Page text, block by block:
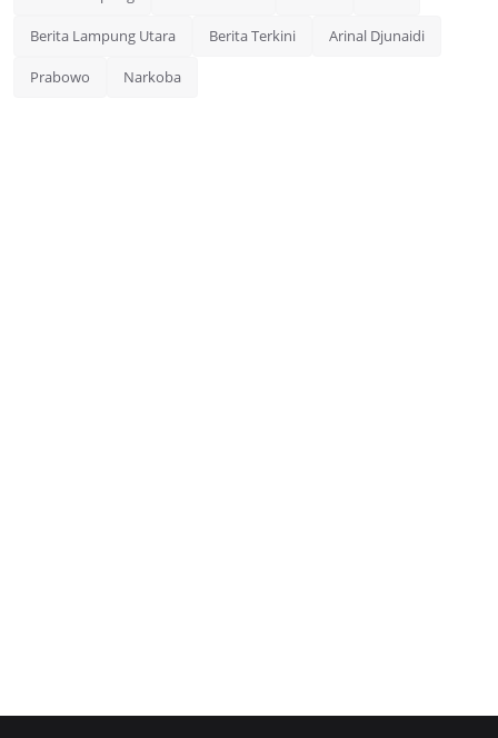
Berita Lampung Utara Berita Terkini Arinal Djunaidi
Prabowo Narkoba